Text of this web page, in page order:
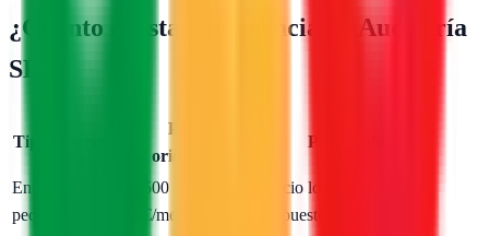
¿Cuánto cuesta una agencia de
Auditoría
SEO
Tipo de proyecto
Precio
orientativo
Perfil habitual
Entrada / Pyme
pequeña
500 – 1.000
€/mes
Negocio local, web nueva,
presupuesto ajustado